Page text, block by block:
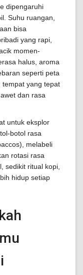
dipengaruhi
Suhu ruangan,
bisa
yang rapi,
momen-
halus, aroma
seperti peta
tempat yang tepat
dan rasa
untuk eksplor
botol rasa
melabeli
rotasi rasa
sedikit ritual kopi,
hidup setiap